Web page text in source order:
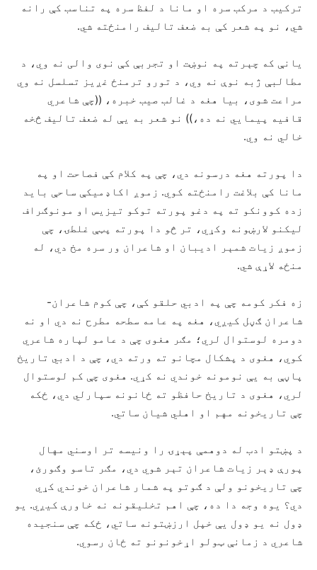
ترکیب د مرکب سره او مانا د لفظ سره په تناسب کې رانه
شي، نو په شعر کې به ضعف تالیف رامنځته شي.
یانې که چېرته په نوښت او تجربې کې نوی والی نه وي، د
مطالبې ژبه نوې نه وي، د تورو ترمنځ غږیز تسلسل نه وي
مراعت شوی، بیا هغه د غالب صیب خبره، ((چې شاعري
قافیه پیمایي نه ده،)) نو شعر به یې له ضعف تالیف څخه
خالي نه وي.
دا پورته هغه درسونه دي، چې په کلام کې فصاحت او په
مانا کې بلاغت رامنځته کوي. زموږ اکاډمیکې ساحې باید
زده کوونکو ته په دغو پورته توکو تیزیس او مونوګراف
لیکنو لارښونه وکړي، تر څو دا پورته پټې غلطۍ، چې
زموږ زیات شمېر ادیبان او شاعران ور سره مخ دي، له
منځه لاړې شي.
زه فکر کومه چې په ادبي حلقو کې، چې کوم شاعران-
شاعران ګڼل کیږي، هغه په عامه سطحه مطرح نه دي او نه
دومره لوستوال لري؛ مګر هغوی چې د عامو لپاره شاعري
کوي، هغوی د پشکال مچانو ته ورته دي، چې د ادبي تاریخ
پاڼې به یې نومونه خوندي نه کړي. هغوی چې کم لوستوال
لري، هغوی د تاریخ حافظو ته ځانونه سپارلي دي، ځکه
چې تاریخونه مهم او اهلي شیان ساتي.
د پښتو ادب له دوهمې پېړۍ را ونیسه تر اوسني مهال
پورې ډېر زیات شاعران تېر شوي دي، مګر تاسو وګورئ،
چې تاریخونو ولې د ګوتو په شمار شاعران خوندي کړي
دي؟ یوه وجه دا ده، چې اهم تخلیقونه نه خاورې کیږي. یو
ډول نه یو ډول یې خپل ارزښتونه ساتي، ځکه چې سنجیده
شاعري د زمانې ټولو اړخونونو ته ځان رسوي.